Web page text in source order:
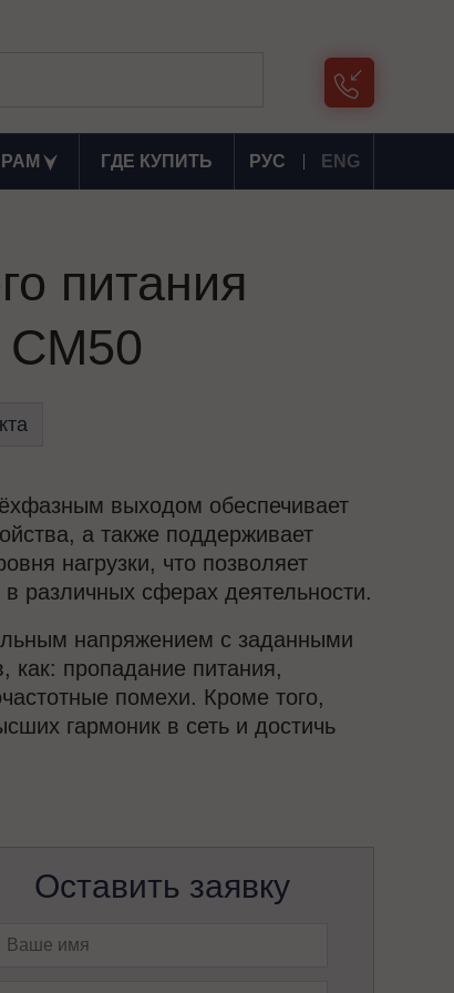
ГДЕ КУПИТЬ РУС ENG
питания
СМ50
выходом обеспечивает
а также поддерживает
нагрузки, что позволяет
различных сферах деятельности.
напряжением с заданными
как: пропадание питания,
помехи. Кроме того,
гармоник в сеть и достичь
Оставить заявку